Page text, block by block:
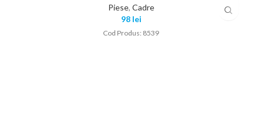
Piese, Cadre
98 lei
Cod Produs: 8539